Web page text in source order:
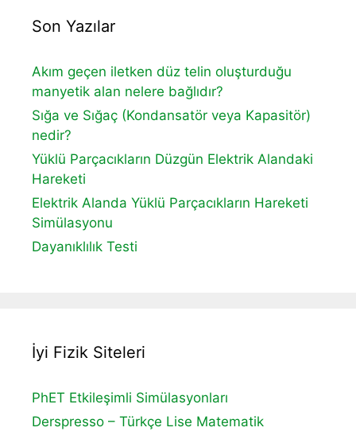
Son Yazılar
Akım geçen iletken düz telin oluşturduğu
manyetik alan nelere bağlıdır?
Sığa ve Sığaç (Kondansatör veya Kapasitör)
nedir?
Yüklü Parçacıkların Düzgün Elektrik Alandaki
Hareketi
Elektrik Alanda Yüklü Parçacıkların Hareketi
Simülasyonu
Dayanıklılık Testi
İyi Fizik Siteleri
PhET Etkileşimli Simülasyonları
Derspresso – Türkçe Lise Matematik